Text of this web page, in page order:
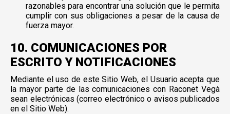
razonables para encontrar una solución que le permita
cumplir con sus obligaciones a pesar de la causa de
fuerza mayor.
10. COMUNICACIONES POR
ESCRITO Y NOTIFICACIONES
Mediante el uso de este Sitio Web, el Usuario acepta que
la mayor parte de las comunicaciones con Raconet Vegà
sean electrónicas (correo electrónico o avisos publicados
en el Sitio Web).